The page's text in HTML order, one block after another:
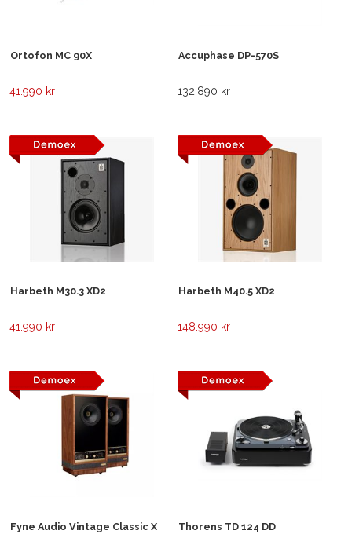
Ortofon MC 90X
41.990 kr
Accuphase DP-570S
132.890 kr
Harbeth M30.3 XD2
41.990 kr
Harbeth M40.5 XD2
148.990 kr
Fyne Audio Vintage Classic X Thorens TD 124 DD